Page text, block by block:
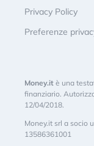
Privacy Policy
Preferenze
Money.it è una
finanziario.
12/04/2018.
Money.it srl a socio
13586361001